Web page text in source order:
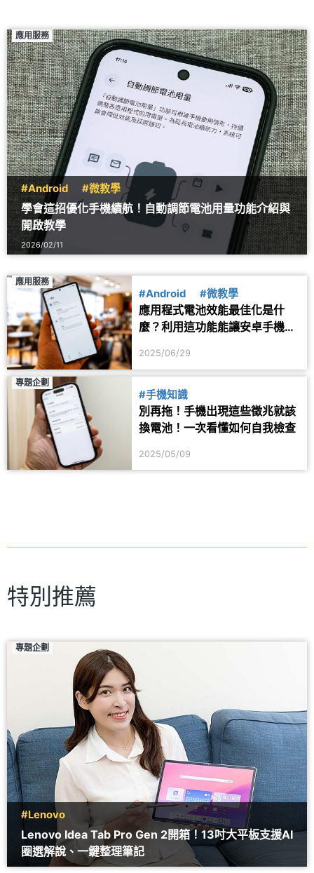
應用服務
#Android #微教學
學會這招優化手機續航！自動調節電池用量功能介紹與
開啟教學
2026/02/11
應用服務
#Android #微教學
應用程式電池效能最佳化是什
麼？利用這功能能讓安卓手機更
2025/06/29
專題企劃
#手機知識
別再拖！手機出現這些徵兆就該
換電池！一次看懂如何自我檢查
2025/05/09
特別推薦
專題企劃
#Lenovo
Lenovo Idea Tab Pro Gen 2開箱！13吋大平板支援AI
圈選解說、一鍵整理筆記